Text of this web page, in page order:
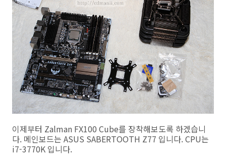
이제부터 Zalman FX100 Cube를 장착해보도록 하겠습니
다. 메인보드는 ASUS SABERTOOTH Z77 입니다. CPU는
i7-3770K 입니다.